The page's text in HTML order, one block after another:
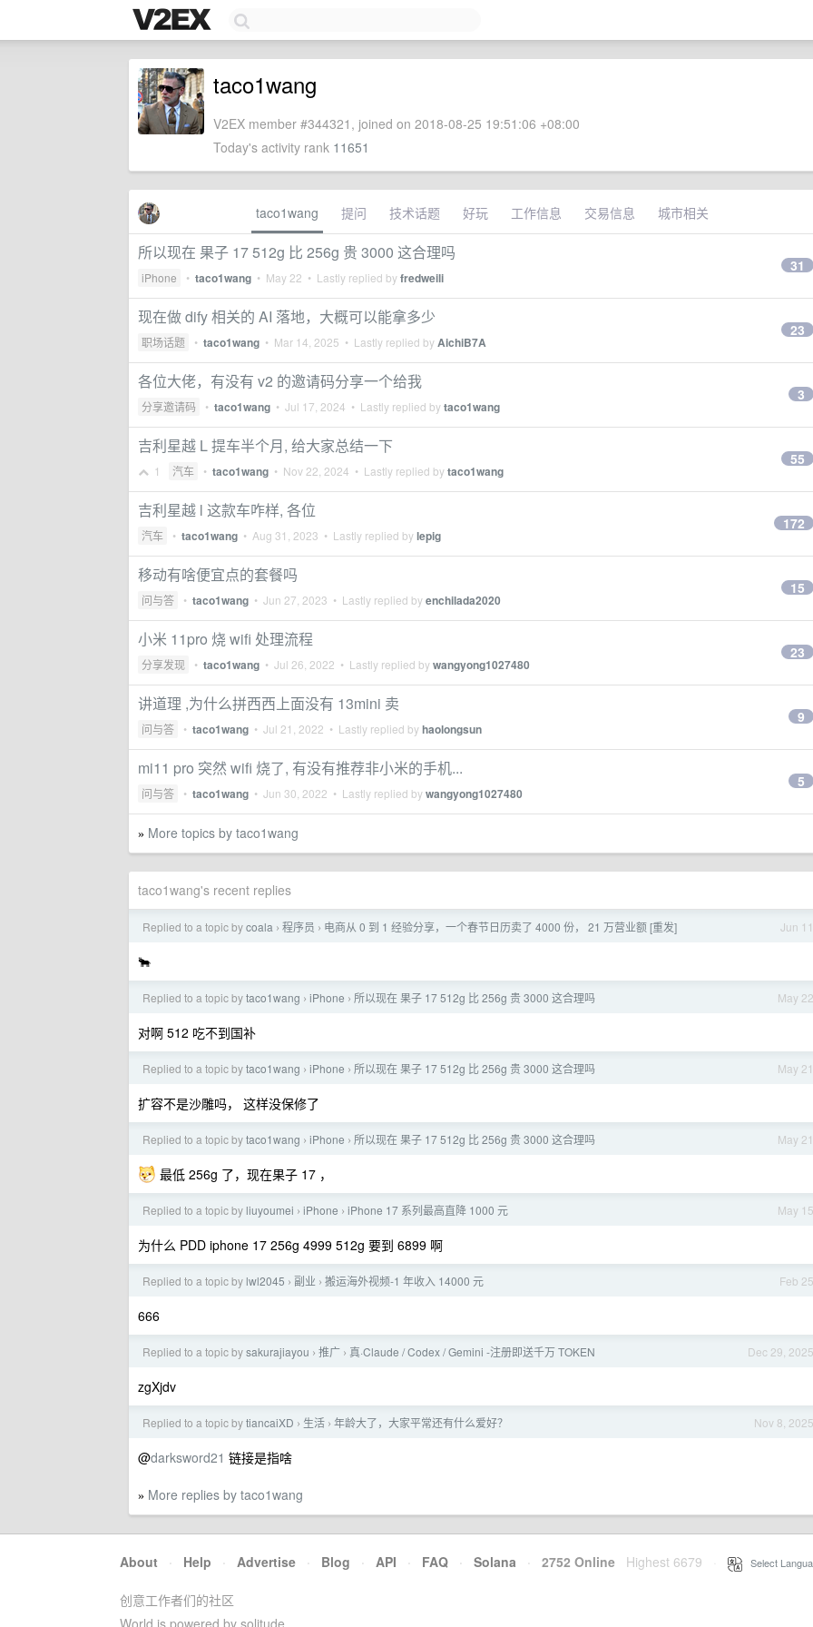
taco1wang
V2EX member #344321, joined on 2018-08-25 19:51:06 +08:00
Today's activity rank 11651
taco1wang 提问 技术话题 好玩 工作信息 交易信息 城市相关
所以现在 果子 17 512g 比 256g 贵 3000 这合理吗
iPhone • taco1wang • May 22 • Lastly replied byfredweili
31
现在做 dify 相关的 AI 落地，大概可以能拿多少
职场话题 • taco1wang • Mar 14, 2025 • Lastly replied byAichiB7A
23
各位大佬，有没有 v2 的邀请码分享一个给我
分享邀请码 • taco1wang • Jul 17, 2024 • Lastly replied bytaco1wang
3
吉利星越 L 提车半个月, 给大家总结一下
1 汽车 • taco1wang • Nov 22, 2024 • Lastly replied bytaco1wang
55
吉利星越 l 这款车咋样, 各位
汽车 • taco1wang • Aug 31, 2023 • Lastly replied bylepig
172
移动有啥便宜点的套餐吗
问与答 • taco1wang • Jun 27, 2023 • Lastly replied byenchilada2020
15
小米 11pro 烧 wifi 处理流程
分享发现 • taco1wang • Jul 26, 2022 • Lastly replied bywangyong1027480
23
讲道理 ,为什么拼西西上面没有 13mini 卖
问与答 • taco1wang • Jul 21, 2022 • Lastly replied byhaolongsun
9
mi11 pro 突然 wifi 烧了, 有没有推荐非小米的手机...
问与答 • taco1wang • Jun 30, 2022 • Lastly replied bywangyong1027480
5
» More topics by taco1wang
taco1wang's recent replies
Jun 11
Replied to a topic bycoala › 程序员 › 电商从 0 到 1 经验分享，一个春节日历卖了 4000 份， 21 万营业额 [重发]
🐂
May 22
Replied to a topic bytaco1wang › iPhone › 所以现在 果子 17 512g 比 256g 贵 3000 这合理吗
对啊 512 吃不到国补
May 21
Replied to a topic bytaco1wang › iPhone › 所以现在 果子 17 512g 比 256g 贵 3000 这合理吗
扩容不是沙雕吗， 这样没保修了
May 21
Replied to a topic bytaco1wang › iPhone › 所以现在 果子 17 512g 比 256g 贵 3000 这合理吗
最低 256g 了，现在果子 17 ，
May 15
Replied to a topic by liuyoumei › iPhone › iPhone 17 系列最高直降 1000 元
为什么 PDD iphone 17 256g 4999 512g 要到 6899 啊
Feb 25
Replied to a topic by lwl2045 › 副业 › 搬运海外视频-1 年收入 14000 元
666
Dec 29, 2025
Replied to a topic bysakurajiayou › 推广 › 真·Claude / Codex / Gemini -注册即送千万 TOKEN
zgXjdv
Nov 8, 2025
Replied to a topic bytiancaiXD › 生活 › 年龄大了，大家平常还有什么爱好？
@darksword21 链接是指啥
» More replies by taco1wang
About · Help · Advertise · Blog · API · FAQ · Solana · 2752 Online Highest 6679 Select
创意工作者们的社区
World is powered by solitude